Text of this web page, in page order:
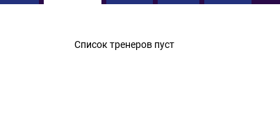
Список тренеров пуст